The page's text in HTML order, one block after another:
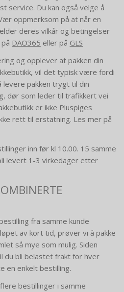
service. Du kan også velge å
oppmerksom på at når en
deres vilkår og betingelser
DAO365 eller på GLS
og opplever at pakken din
vil det typisk være fordi
pakken trygt til din
dør som leder til trafikkert vei
er ikke Pluspiges
rett til erstatning. Les mer på
inn før kl 10.00. 15 samme
levert 1-3 virkedager etter
fra samme kunde
av kort tid, prøver vi å pakke
så mye som mulig. Siden
du bli belastet frakt for hver
en enkelt bestilling.
bestillinger i samme